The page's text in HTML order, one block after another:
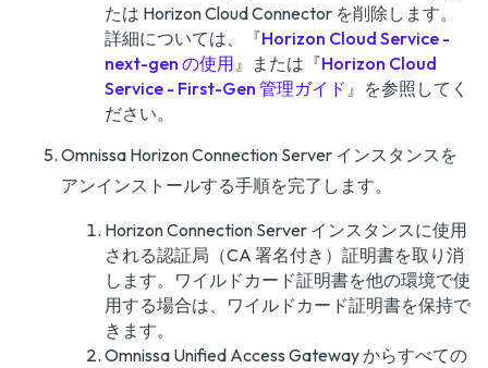
たは Horizon Cloud Connector を削除します。
詳細については、『Horizon Cloud Service -
next-gen の使用』または『Horizon Cloud
Service - First-Gen 管理ガイド 』を参照してく
ださい。
Omnissa Horizon Connection Server インスタンスを
アンインストールする手順を完了します。
Horizon Connection Server インスタンスに使用
される認証局（CA 署名付き）証明書を取り消
します。ワイルドカード証明書を他の環境で使
用する場合は、ワイルドカード証明書を保持で
きます。
Omnissa Unified Access Gateway からすべての